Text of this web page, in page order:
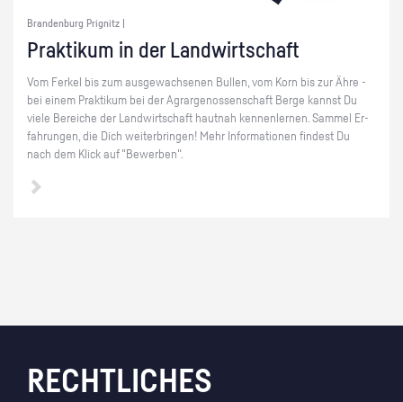
Brandenburg Prignitz |
Prak­ti­kum in der Land­wirt­schaft
Vom Fer­kel bis zum aus­ge­wach­se­nen Bul­len, vom Korn bis zur Ähre -
bei einem Prak­ti­kum bei der Agrar­ge­nos­sen­schaft Berge kannst Du
viele Be­rei­che der Land­wirt­schaft haut­nah ken­nen­ler­nen. Sam­mel Er­
fah­run­gen, die Dich wei­ter­brin­gen! Mehr In­for­ma­tio­nen fin­dest Du
nach dem Klick auf "Be­wer­ben".
RECHTLICHES